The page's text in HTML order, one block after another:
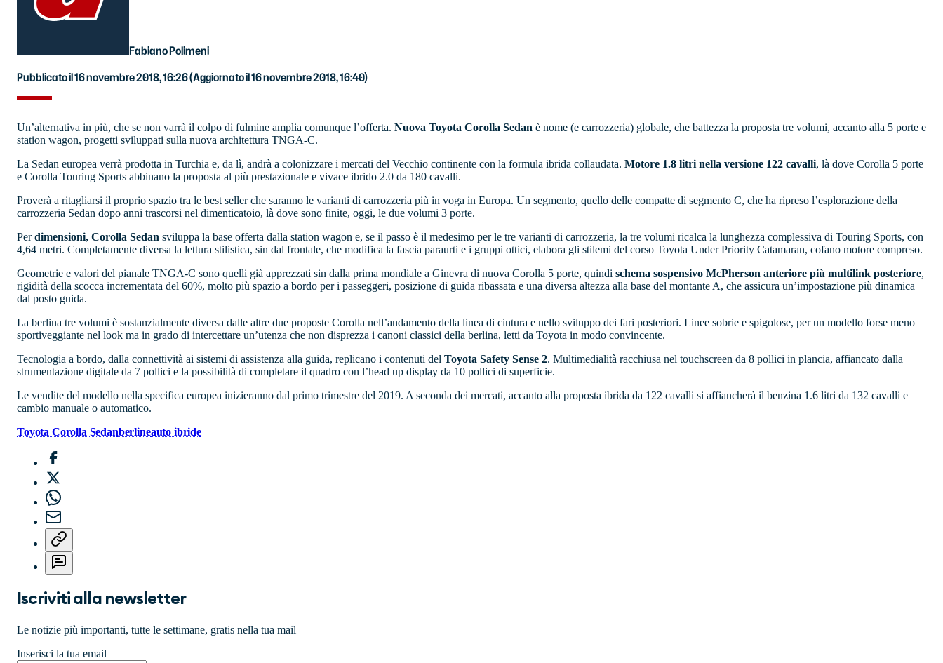
Fabiano Polimeni
Pubblicato il 16 novembre 2018, 16:26(Aggiornato il 16 novembre 2018, 16:40)
Un’alternativa in più, che se non varrà il colpo di fulmine amplia comunque l’offerta. Nuova Toyota Corolla Sedan è nome (e carrozzeria) globale, che battezza la proposta tre volumi, accanto alla 5 porte e
station wagon, progetti sviluppati sulla nuova architettura TNGA-C.
La Sedan europea verrà prodotta in Turchia e, da lì, andrà a colonizzare i mercati del Vecchio continente con la formula ibrida collaudata. Motore 1.8 litri nella versione 122 cavalli, là dove Corolla 5 porte
e Corolla Touring Sports abbinano la proposta al più prestazionale e vivace ibrido 2.0 da 180 cavalli.
Proverà a ritagliarsi il proprio spazio tra le best seller che saranno le varianti di carrozzeria più in voga in Europa. Un segmento, quello delle compatte di segmento C, che ha ripreso l’esplorazione della
carrozzeria Sedan dopo anni trascorsi nel dimenticatoio, là dove sono finite, oggi, le due volumi 3 porte.
Perdimensioni, Corolla Sedan sviluppa la base offerta dalla station wagon e, se il passo è il medesimo per le tre varianti di carrozzeria, la tre volumi ricalca la lunghezza complessiva di Touring Sports, con
4,64 metri. Completamente diversa la lettura stilistica, sin dal frontale, che modifica la fascia paraurti e i gruppi ottici, elabora gli stilemi del corso Toyota Under Priority Catamaran, cofano motore compreso.
Geometrie e valori del pianale TNGA-C sono quelli già apprezzati sin dalla prima mondiale a Ginevra di nuova Corolla 5 porte, quindi schema sospensivo McPherson anteriore più multilink posteriore,
rigidità della scocca incrementata del 60%, molto più spazio a bordo per i passeggeri, posizione di guida ribassata e una diversa altezza alla base del montante A, che assicura un’impostazione più dinamica
dal posto guida.
La berlina tre volumi è sostanzialmente diversa dalle altre due proposte Corolla nell’andamento della linea di cintura e nello sviluppo dei fari posteriori. Linee sobrie e spigolose, per un modello forse meno
sportiveggiante nel look ma in grado di intercettare un’utenza che non disprezza i canoni classici della berlina, letti da Toyota in modo convincente.
Tecnologia a bordo, dalla connettività ai sistemi di assistenza alla guida, replicano i contenuti del Toyota Safety Sense 2. Multimedialità racchiusa nel touchscreen da 8 pollici in plancia, affiancato dalla
strumentazione digitale da 7 pollici e la possibilità di completare il quadro con l’head up display da 10 pollici di superficie.
Le vendite del modello nella specifica europea inizieranno dal primo trimestre del 2019. A seconda dei mercati, accanto alla proposta ibrida da 122 cavalli si affiancherà il benzina 1.6 litri da 132 cavalli e
cambio manuale o automatico.
Toyota Corolla Sedanberlineauto ibride
Iscriviti alla newsletter
Le notizie più importanti, tutte le settimane, gratis nella tua mail
Inserisci la tua email